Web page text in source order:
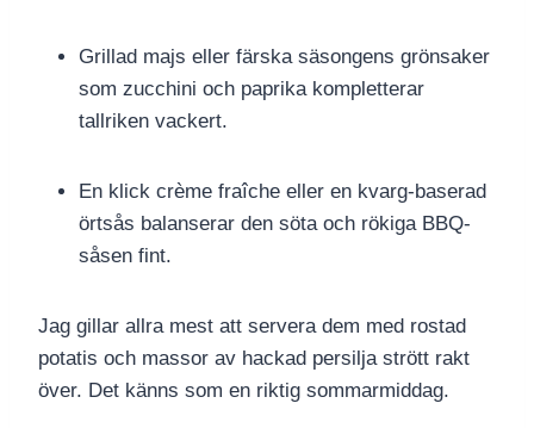
Grillad majs eller färska säsongens grönsaker
som zucchini och paprika kompletterar
tallriken vackert.
En klick crème fraîche eller en kvarg-baserad
örtsås balanserar den söta och rökiga BBQ-
såsen fint.
Jag gillar allra mest att servera dem med rostad
potatis och massor av hackad persilja strött rakt
över. Det känns som en riktig sommarmiddag.